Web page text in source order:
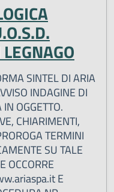
SINTEL DI ARIA
INDAGINE DI
OGGETTO.
CHIARIMENTI,
TERMINI
SU TALE
OCCORRE
E